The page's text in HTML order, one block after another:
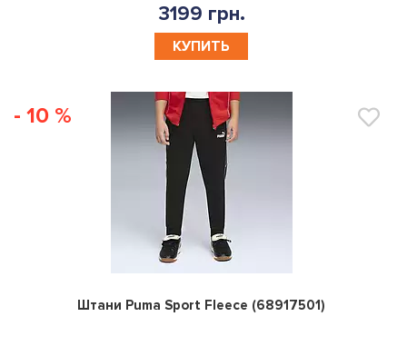
3199 грн.
КУПИТЬ
- 10 %
0
Штани Puma Sport Fleece (68917501)